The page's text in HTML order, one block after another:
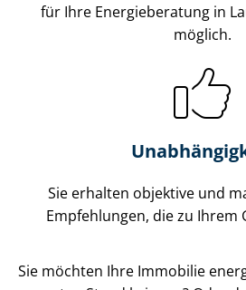
für Ihre Energieberatung in
möglich.
Sie erhalten objektive und
Empfehlungen, die zu Ihrem
Sie möchten Ihre Immobilie